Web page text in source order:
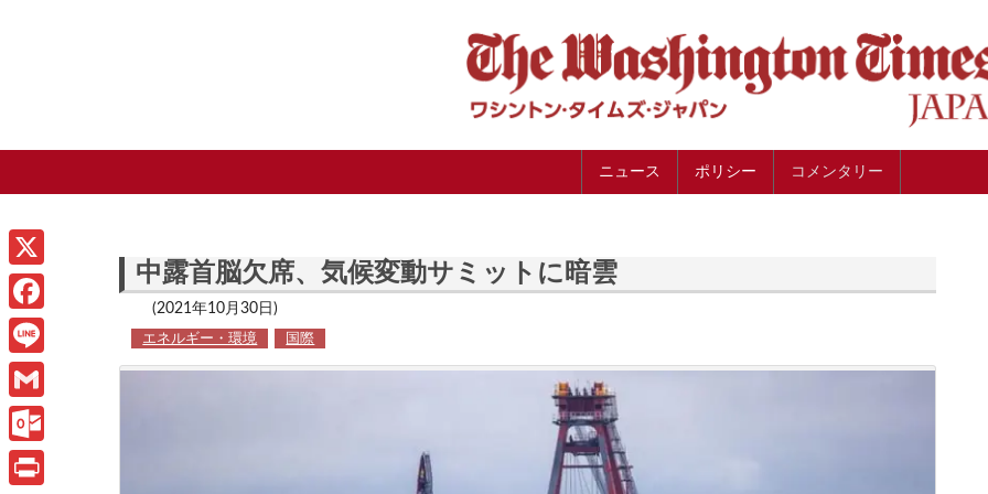
ニュース ポリシー コメンタリー
中露首脳欠席、気候変動サミットに暗雲
(2021年10月30日)
エネルギー・環境 国際
X
F
a
c
e
b
L
i
n
e
G
m
a
O